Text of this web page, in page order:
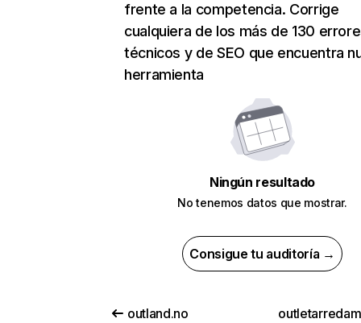
frente a la competencia. Corrige
cualquiera de los más de 130
técnicos y de SEO que encuentra
herramienta
Ningún resultado
No tenemos datos que mostrar.
Consigue tu auditoría →
outland.no